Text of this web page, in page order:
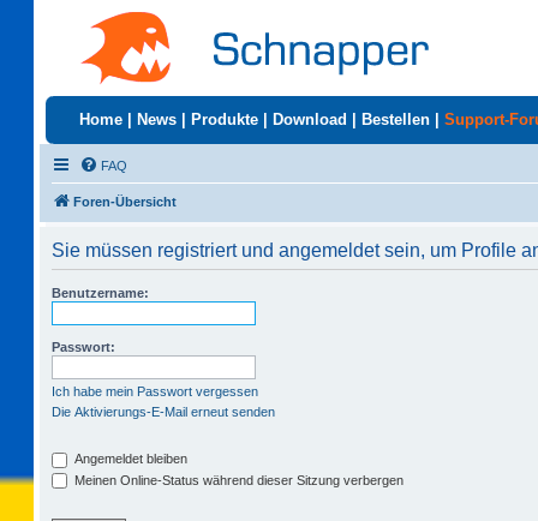
Home News Produkte Download Bestellen Support-
FAQ
Foren-Übersicht
Sie müssen registriert und angemeldet sein, um Profile
Benutzername:
Passwort:
Ich habe mein Passwort vergessen
Die Aktivierungs-E-Mail erneut senden
Angemeldet bleiben
Meinen Online-Status während dieser Sitzung verbergen